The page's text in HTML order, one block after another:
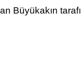
Büyükakın